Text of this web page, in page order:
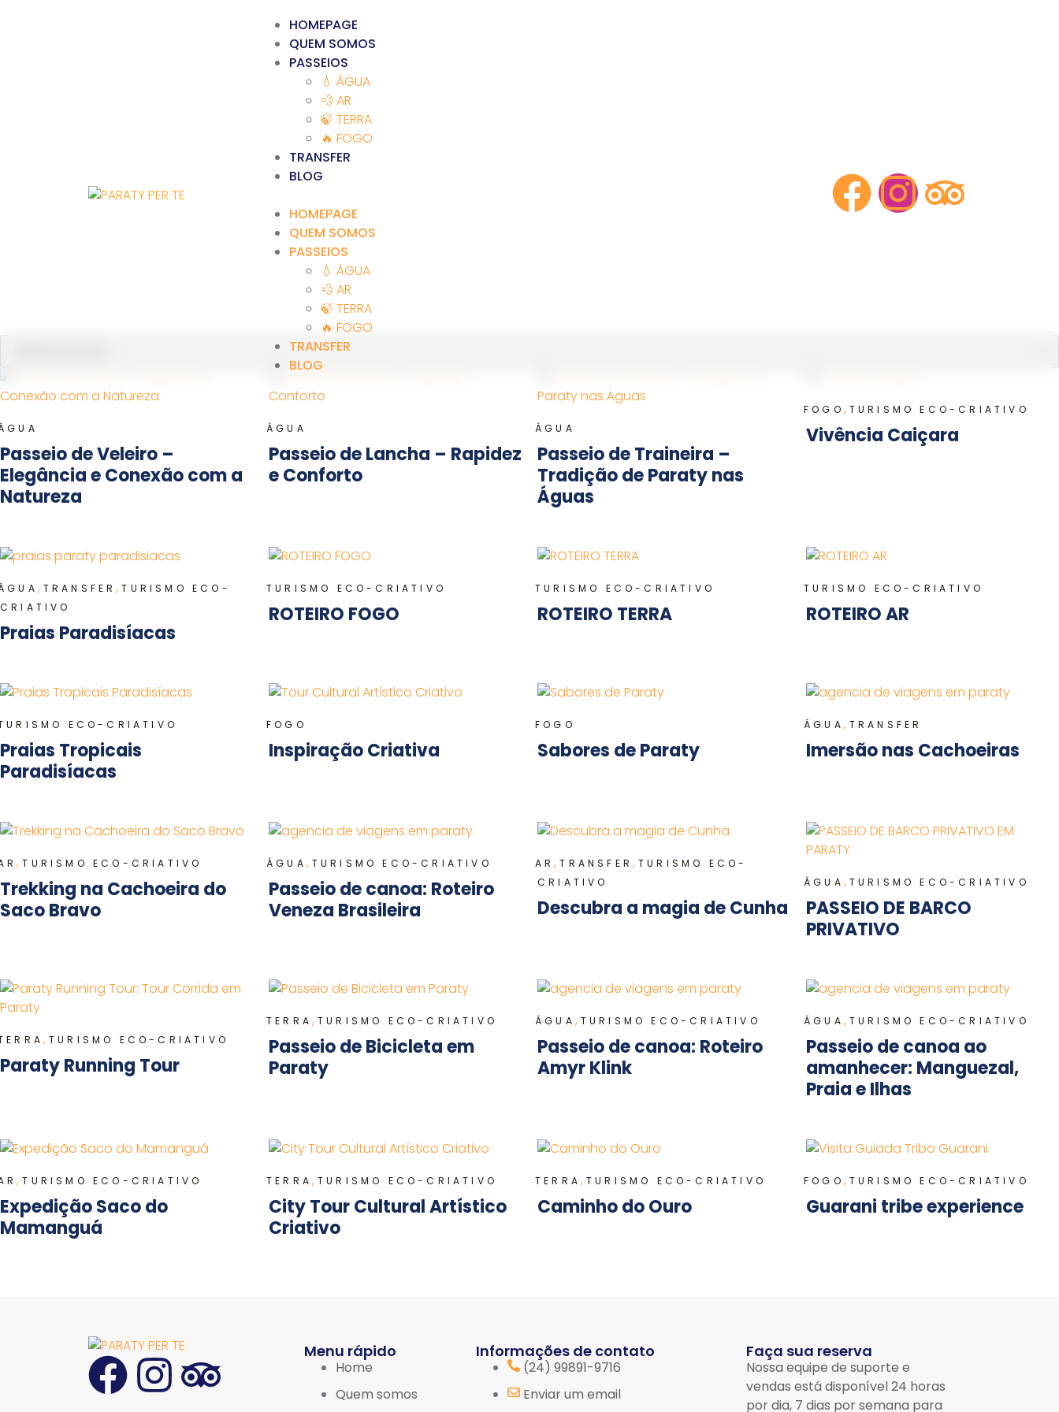
HOMEPAGE
QUEM SOMOS
PASSEIOS
💧 ÁGUA
💨 AR
🍃 TERRA
🔥 FOGO
TRANSFER
BLOG
HOMEPAGE
QUEM SOMOS
PASSEIOS
💧 ÁGUA
💨 AR
🍃 TERRA
🔥 FOGO
TRANSFER
BLOG
Passeio de Veleiro –
Elegância e Conexão com a
Natureza
ÁGUA
Passeio de Lancha – Rapidez
e Conforto
ÁGUA
Passeio de Traineira –
Tradição de Paraty nas
Águas
FOGO , TURISMO ECO-CRIATIVO
Vivência Caiçara
, TRANSFER,TURISMO ECO-
CRIATIVO
Praias Paradisíacas
TURISMO ECO-CRIATIVO
ROTEIRO FOGO
TURISMO ECO-CRIATIVO
ROTEIRO TERRA
TURISMO ECO-CRIATIVO
ROTEIRO AR
ECO-CRIATIVO
Praias Tropicais
Paradisíacas
FOGO
Inspiração Criativa
FOGO
Sabores de Paraty
ÁGUA , TRANSFER
Imersão nas Cachoeiras
,TURISMO ECO-CRIATIVO
Trekking na Cachoeira do
Saco Bravo
ÁGUA , TURISMO ECO-CRIATIVO
Passeio de canoa: Roteiro
Veneza Brasileira
AR,TRANSFER,TURISMO ECO-
CRIATIVO
Descubra a magia de Cunha
ÁGUA , TURISMO ECO-CRIATIVO
PASSEIO DE BARCO
PRIVATIVO
, TURISMO ECO-CRIATIVO
Paraty Running Tour
TERRA , TURISMO ECO-CRIATIVO
Passeio de Bicicleta em
Paraty
ÁGUA , TURISMO ECO-CRIATIVO
Passeio de canoa: Roteiro
Amyr Klink
ÁGUA , TURISMO ECO-CRIATIVO
Passeio de canoa ao
amanhecer: Manguezal,
Praia e Ilhas
,TURISMO ECO-CRIATIVO
Expedição Saco do
Mamanguá
TERRA , TURISMO ECO-CRIATIVO
City Tour Cultural Artístico
Criativo
TERRA , TURISMO ECO-CRIATIVO
Caminho do Ouro
FOGO , TURISMO ECO-CRIATIVO
Guarani tribe experience
Menu rápido
Home
Quem somos
Informações de contato
(24) 99891-9716
Enviar um email
Faça sua reserva
Nossa equipe de suporte e
vendas está disponível 24 horas
por dia, 7 dias por semana para